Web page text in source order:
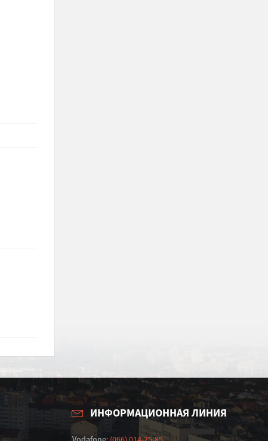
ИНФОРМАЦИОННАЯ ЛИНИЯ